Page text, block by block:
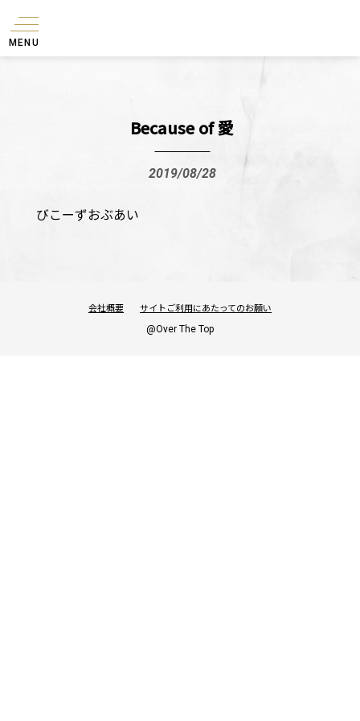
MENU
Because of 愛
2019/08/28
びこーずおぶあい
会社概要 サイトご利用にあたってのお願い
@Over The Top